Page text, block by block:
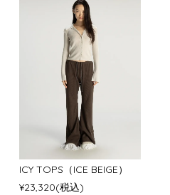
ICY TOPS（ICE BEIGE）
¥23,320(税込)